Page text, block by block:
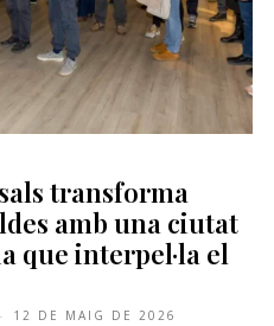
transforma
amb una ciutat
que interpel·la el
- 12 DE MAIG DE 2026